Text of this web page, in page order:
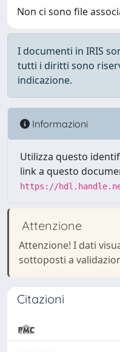
Non ci sono file
I documenti in IRIS
tutti i diritti sono
indicazione.
Informazioni
Utilizza questo
link a questo
https://
Attenzione
Attenzione! I dati
sottoposti a
Citazioni